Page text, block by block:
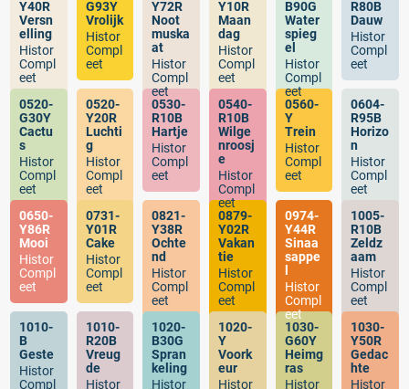
Y40R
Versn
elling
Histor
Compl
eet
G93Y
Vrolijk
Histor
Compl
eet
Y72R
Noot
muska
at
Histor
Compl
eet
Y10R
Maan
dag
Histor
Compl
eet
B90G
Water
spieg
el
Histor
Compl
eet
R80B
Dauw
Histor
Compl
eet
0520-
G30Y
Cactu
s
Histor
Compl
eet
0520-
Y20R
Luchti
g
Histor
Compl
eet
0530-
R10B
Hartje
Histor
Compl
eet
0540-
R10B
Wilge
nroosj
e
Histor
Compl
eet
0560-
Y
Trein
Histor
Compl
eet
0604-
R95B
Horizo
n
Histor
Compl
eet
0650-
Y86R
Mooi
Histor
Compl
eet
0731-
Y01R
Cake
Histor
Compl
eet
0821-
Y38R
Ochte
nd
Histor
Compl
eet
0879-
Y02R
Vakan
tie
Histor
Compl
eet
0974-
Y44R
Sinaa
sappe
l
Histor
Compl
eet
1005-
R10B
Zeldz
aam
Histor
Compl
eet
1010-
B
Geste
Histor
Compl
1010-
R20B
Vreug
de
Histor
1020-
B30G
Spran
keling
Histor
1020-
Y
Voork
eur
Histor
1030-
G60Y
Heimg
ras
Histor
1030-
Y50R
Gedac
hte
Histor